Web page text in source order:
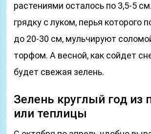
растениями осталось по 3,5-5
грядку с луком, перья которого
до 20-30 см, мульчируют
торфом. А весной, как сойдет
будет свежая зелень.
Зелень круглый год из
или теплицы